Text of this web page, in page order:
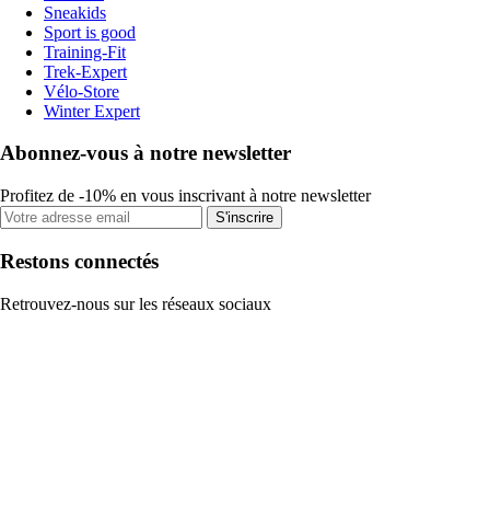
Sneakids
Sport is good
Training-Fit
Trek-Expert
Vélo-Store
Winter Expert
Abonnez-vous à notre newsletter
Profitez de -10% en vous inscrivant à notre newsletter
S'inscrire
Restons connectés
Retrouvez-nous sur les réseaux sociaux